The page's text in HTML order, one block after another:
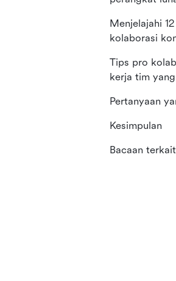
Menjelajahi
kolaborasi
Tips pro
kerja tim
Pertanyaan
Kesimpulan
Bacaan terkait